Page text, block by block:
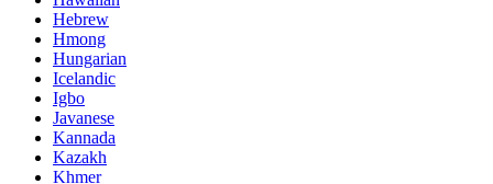
Hebrew
Hmong
Hungarian
Icelandic
Igbo
Javanese
Kannada
Kazakh
Khmer